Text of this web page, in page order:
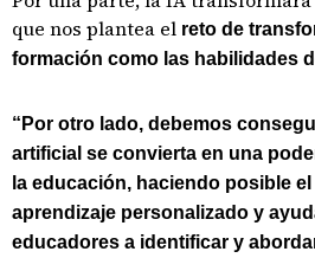
que nos plantea el reto de
formación como las habilidades
“Por otro lado, debemos
artificial se convierta en una
la educación, haciendo posible
aprendizaje personalizado y
educadores a identificar y